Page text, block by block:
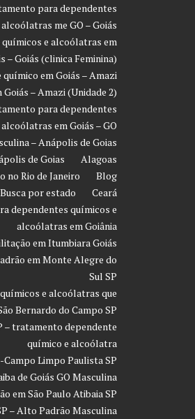
para dependentes
me GO – Goiás
e alcoólatras em
– Goiás (clinica Feminina)
em Goiás – Amazi
– Amazi (Unidade 2)
para dependentes
em Goiás – GO
– Anápolis de Goias
de Goias
Alagoas
no Rio de Janeiro
Blog
Busca por estado
Ceará
dependentes químicos e
alcoólatras em Goiânia
em Itumbiara Goiás
em Monte Alegre do
Sul SP
e alcoólatras que
Bernardo do Campo SP
– tratamento dependente
químico e alcoólatra
Limpo Paulista SP
de Goiás GO Masculina
em São Paulo Atibaia SP
– Alto Padrão Masculina